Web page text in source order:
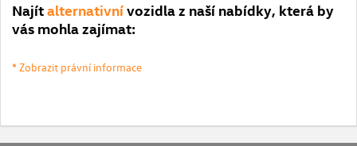
Najítalternativnívozidla z naší nabídky, která by
vás mohla zajímat:
* Zobrazit právní informace